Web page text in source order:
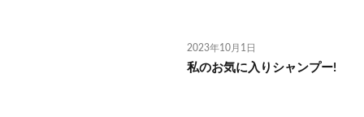
2023年10月1日
私のお気に入りシャンプー!